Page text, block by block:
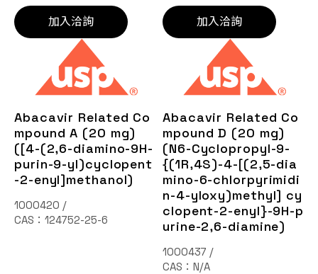
加入洽詢 加入洽詢
Abacavir Related Co
mpound A (20 mg)
([4-(2,6-diamino-9H-
purin-9-yl)cyclopent
-2-enyl]methanol)
1000420 /
CAS：124752-25-6
Abacavir Related Co
mpound D (20 mg)
(N6-Cyclopropyl-9-
{(1R,4S)-4-[(2,5-dia
mino-6-chlorpyrimidi
n-4-yloxy)methyl] cy
clopent-2-enyl}-9H-p
urine-2,6-diamine)
1000437 /
CAS：N/A
詢價車